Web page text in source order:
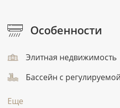
Особенности
Элитная недвижимость
Бассейн с
Еще